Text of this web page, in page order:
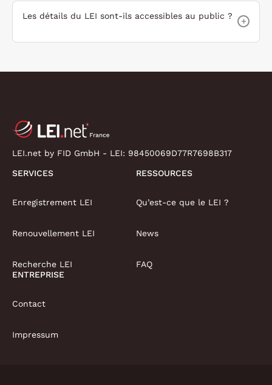
Les détails du LEI sont-ils accessibles au public ?
+
LEI.net by FID GmbH - LEI: 98450069D77R7698B317
SERVICES
Enregistrement LEI
Renouvellement LEI
Recherche LEI
RESSOURCES
Qu’est-ce que le LEI ?
News
FAQ
ENTREPRISE
Contact
Impressum